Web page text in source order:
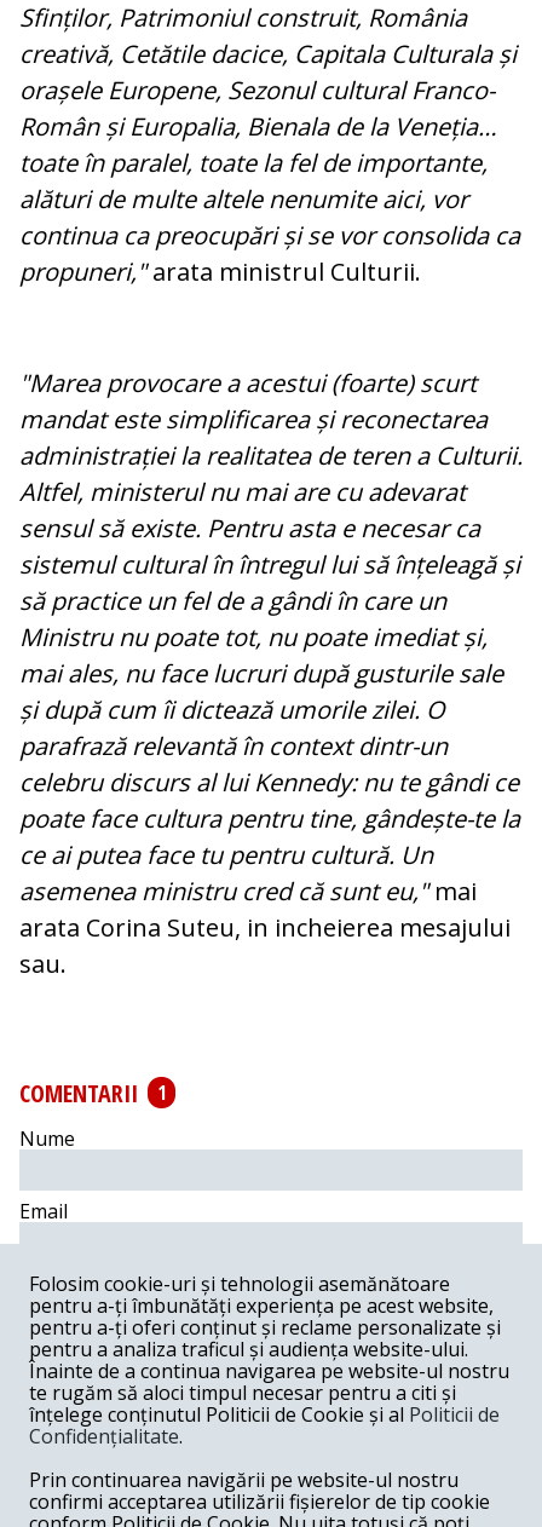
Sfinților, Patrimoniul construit, România
creativă, Cetătile dacice, Capitala Culturala și
orașele Europene, Sezonul cultural Franco-
Român și Europalia, Bienala de la Veneția…
toate în paralel, toate la fel de importante,
alături de multe altele nenumite aici, vor
continua ca preocupări și se vor consolida ca
propuneri,"arata ministrul Culturii.
"Marea provocare a acestui (foarte) scurt
mandat este simplificarea și reconectarea
administrației la realitatea de teren a Culturii.
Altfel, ministerul nu mai are cu adevarat
sensul să existe. Pentru asta e necesar ca
sistemul cultural în întregul lui să înțeleagă și
să practice un fel de a gândi în care un
Ministru nu poate tot, nu poate imediat și,
mai ales, nu face lucruri după gusturile sale
și după cum îi dictează umorile zilei. O
parafrază relevantă în context dintr-un
celebru discurs al lui Kennedy: nu te gândi ce
poate face cultura pentru tine, gândește-te la
ce ai putea face tu pentru cultură. Un
asemenea ministru cred că sunt eu,"mai
arata Corina Suteu, in incheierea mesajului
sau.
COMENTARII
1
Nume
Email
Comentariu
Postează comentariu
Dupa opiniunea mea, carcasa anchilozata a Ministeriului
Culturii nu poate pentru ca sa fie fragezita decat cu o
Folosim cookie-uri și tehnologii asemănătoare
pentru a-ți îmbunătăți experiența pe acest website,
pentru a-ți oferi conținut și reclame personalizate și
pentru a analiza traficul și audiența website-ului.
Înainte de a continua navigarea pe website-ul nostru
te rugăm să aloci timpul necesar pentru a citi și
înțelege conținutul Politicii de Cookie și al Politicii de
Confidențialitate.
Prin continuarea navigării pe website-ul nostru
confirmi acceptarea utilizării fișierelor de tip cookie